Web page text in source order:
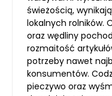
świeżością,
lokalnych rolników.
oraz wędliny
rozmaitość
potrzeby nawet
konsumentów.
pieczywo oraz